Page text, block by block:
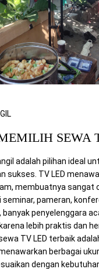
SEWA
adalah pilihan ideal
sukses. TV LED
membuatnya sangat
pameran,
banyak penyelenggara
lebih praktis dan
TV LED terbaik
berbagai
dengan